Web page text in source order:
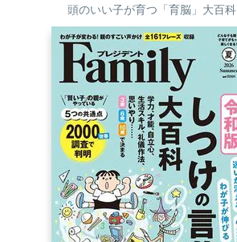
頭のいい子が育つ「育脳」大百科